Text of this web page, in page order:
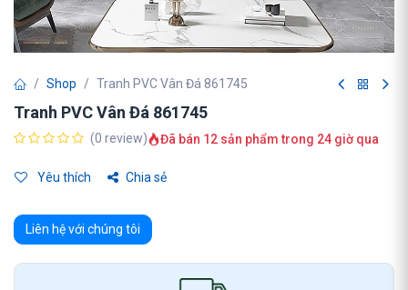
Shop Tranh PVC Vân Đá 861745
Tranh PVC Vân Đá 861745
(0 review) Đã bán 12 sản phẩm trong 24 giờ qua
Yêu thích Chia sẻ
Liên hệ với chúng tôi